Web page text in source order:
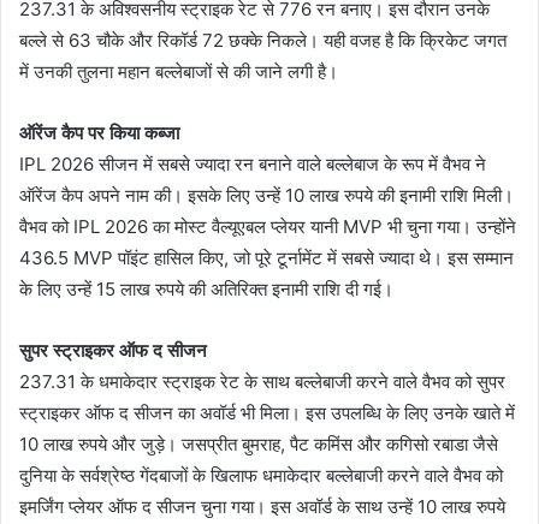
237.31 के अविश्वसनीय स्ट्राइक रेट से 776 रन बनाए। इस दौरान उनके
बल्ले से 63 चौके और रिकॉर्ड 72 छक्के निकले। यही वजह है कि क्रिकेट जगत
में उनकी तुलना महान बल्लेबाजों से की जाने लगी है।
ऑरेंज कैप पर किया कब्जा
IPL 2026 सीजन में सबसे ज्यादा रन बनाने वाले बल्लेबाज के रूप में वैभव ने
ऑरेंज कैप अपने नाम की। इसके लिए उन्हें 10 लाख रुपये की इनामी राशि मिली।
वैभव को IPL 2026 का मोस्ट वैल्यूएबल प्लेयर यानी MVP भी चुना गया। उन्होंने
436.5 MVP पॉइंट हासिल किए, जो पूरे टूर्नामेंट में सबसे ज्यादा थे। इस सम्मान
के लिए उन्हें 15 लाख रुपये की अतिरिक्त इनामी राशि दी गई।
सुपर स्ट्राइकर ऑफ द सीजन
237.31 के धमाकेदार स्ट्राइक रेट के साथ बल्लेबाजी करने वाले वैभव को सुपर
स्ट्राइकर ऑफ द सीजन का अवॉर्ड भी मिला। इस उपलब्धि के लिए उनके खाते में
10 लाख रुपये और जुड़े। जसप्रीत बुमराह, पैट कमिंस और कगिसो रबाडा जैसे
दुनिया के सर्वश्रेष्ठ गेंदबाजों के खिलाफ धमाकेदार बल्लेबाजी करने वाले वैभव को
इमर्जिंग प्लेयर ऑफ द सीजन चुना गया। इस अवॉर्ड के साथ उन्हें 10 लाख रुपये